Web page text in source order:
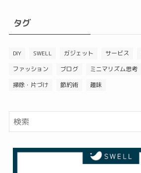
タグ
DIY SWELL ガジェット サービス
ファッション
ブログ ミニマリズム思考
掃除・片づけ
節約術 趣味